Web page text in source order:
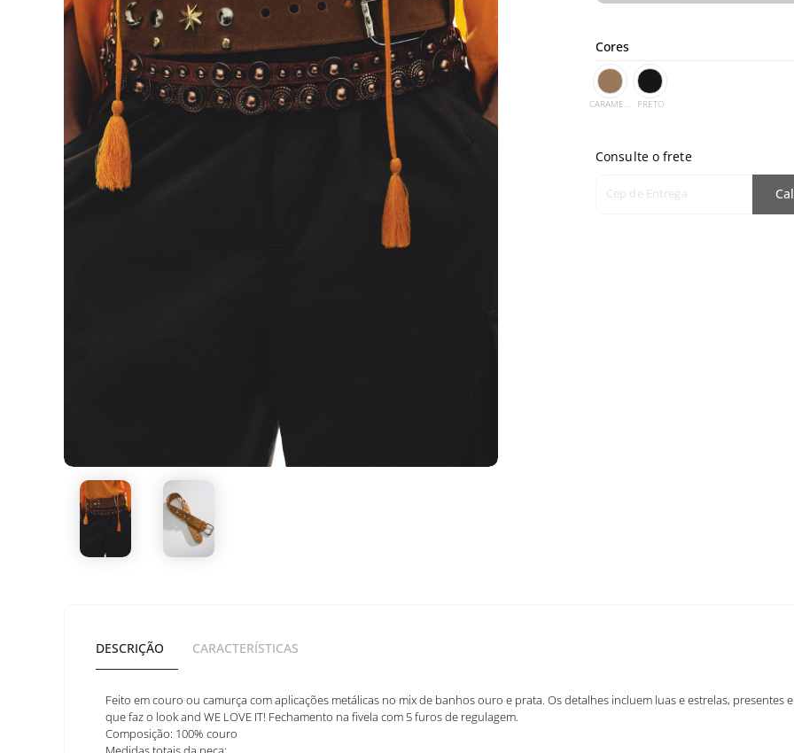
Cores
PRETO
Consulte o frete
Cep de Entrega
DESCRIÇÃO CARACTERÍSTICAS
Feito em couro ou camurça com aplicações metálicas no mix de banhos ouro e prata. Os detalhes incluem luas e estrelas, presentes
que faz o look and WE LOVE IT! Fechamento na fivela com 5 furos de regulagem.
Composição: 100% couro